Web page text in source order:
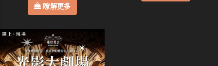
瞭解更多